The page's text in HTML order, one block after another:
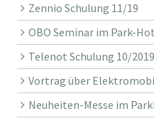
Zennio Schulung 11/19
OBO Seminar im Park-
Telenot Schulung 10/2019
Vortrag über
Neuheiten-Messe im